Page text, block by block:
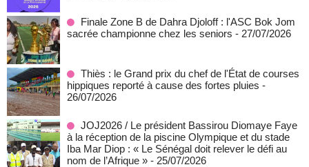
Finale Zone B de Dahra Djoloff : l'ASC Bok Jom
sacrée championne chez les seniors - 27/07/2026
Thiès : le Grand prix du chef de l'État de courses
hippiques reporté à cause des fortes pluies -
26/07/2026
JOJ2026 / Le président Bassirou Diomaye Faye
à la réception de la piscine Olympique et du stade
Iba Mar Diop : « Le Sénégal doit relever le défi au
nom de l’Afrique » - 25/07/2026